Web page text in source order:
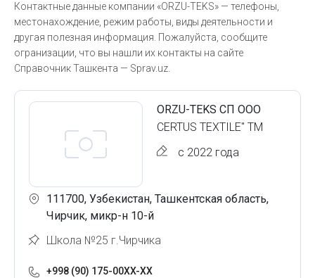
Контактные данные компании «ORZU-TEKS» — телефоны,
местонахождение, режим работы, виды деятельности и
другая полезная информация. Пожалуйста, сообщите
огранизации, что вы нашли их контакты на сайте
Справочник Ташкента — Sprav.uz.
ORZU-TEKS СП ООО
CERTUS TEXTILE" ТМ
с 2022 года
111700, Узбекистан, Ташкентская область,
Чирчик, микр-н 10-й
Школа №25 г.Чирчика
+998 (90) 175-00XX-XX